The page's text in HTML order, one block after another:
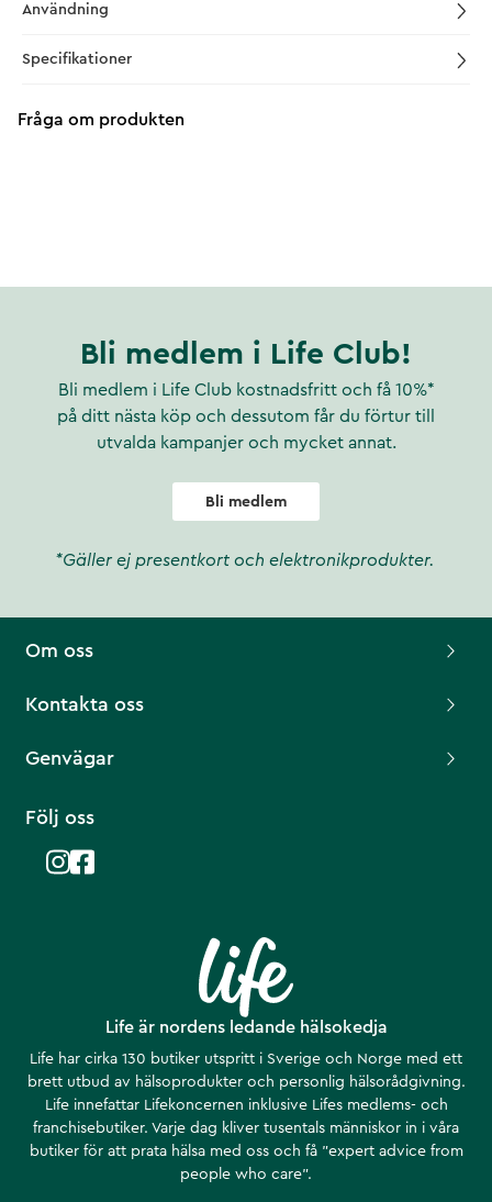
Användning
Specifikationer
Fråga om produkten
Bli medlem i Life Club!
Bli medlem i Life Club kostnadsfritt och få 10%*
på ditt nästa köp och dessutom får du förtur till
utvalda kampanjer och mycket annat.
Bli medlem
*Gäller ej presentkort och elektronikprodukter.
Life är nordens ledande hälsokedja
Life har cirka 130 butiker utspritt i Sverige och Norge med ett
brett utbud av hälsoprodukter och personlig hälsorådgivning.
Life innefattar Lifekoncernen inklusive Lifes medlems- och
franchisebutiker. Varje dag kliver tusentals människor in i våra
butiker för att prata hälsa med oss och få ”expert advice from
people who care”.
Om oss
Kontakta oss
Genvägar
Följ oss